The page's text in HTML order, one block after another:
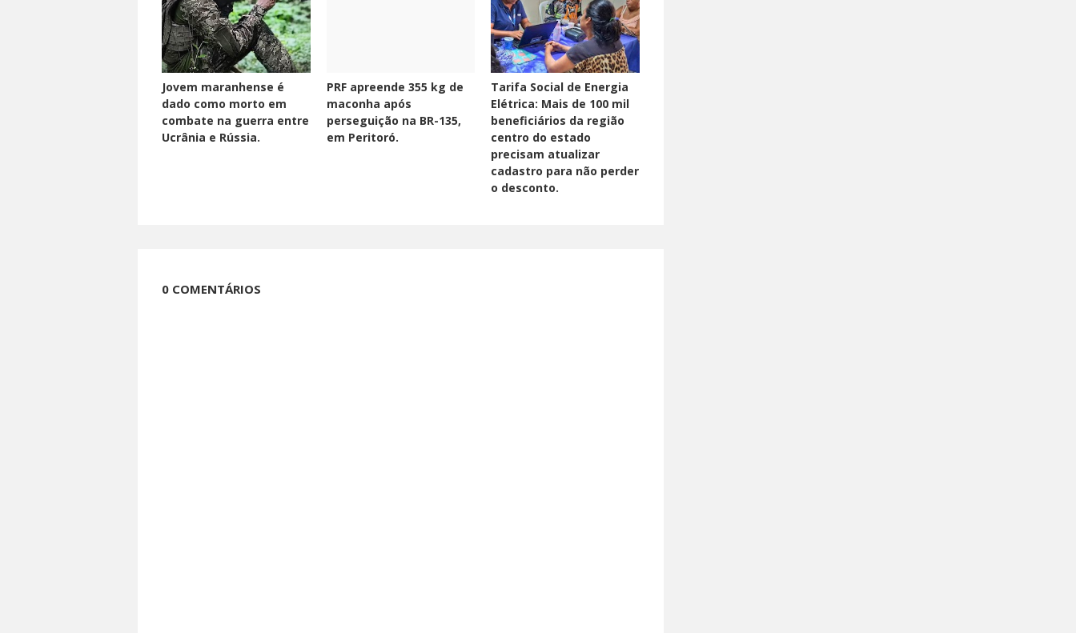
Jovem maranhense é
dado como morto em
combate na guerra entre
Ucrânia e Rússia.
PRF apreende 355 kg de
maconha após
perseguição na BR-135,
em Peritoró.
Tarifa Social de Energia
Elétrica: Mais de 100 mil
beneficiários da região
centro do estado
precisam atualizar
cadastro para não perder
o desconto.
0 COMENTÁRIOS